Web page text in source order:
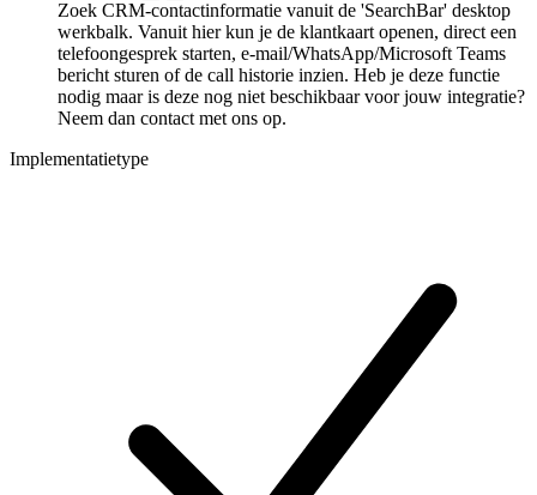
Zoek CRM-contactinformatie vanuit de 'SearchBar' desktop
werkbalk. Vanuit hier kun je de klantkaart openen, direct een
telefoongesprek starten, e-mail/WhatsApp/Microsoft Teams
bericht sturen of de call historie inzien. Heb je deze functie
nodig maar is deze nog niet beschikbaar voor jouw integratie?
Neem dan contact met ons op.
Implementatietype